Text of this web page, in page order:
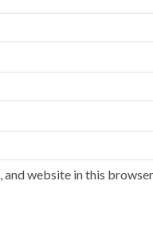
and website in this